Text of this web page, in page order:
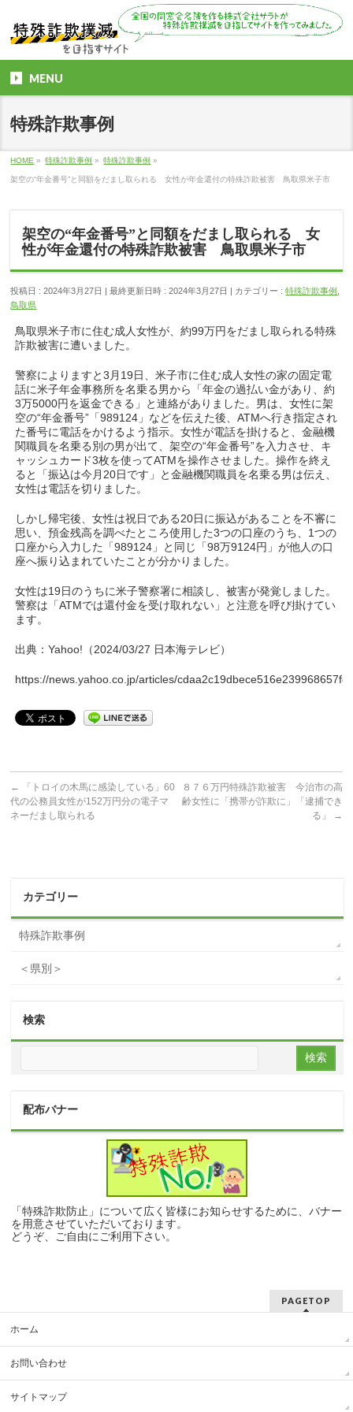
MENU
特殊詐欺事例
HOME » 特殊詐欺事例 » 特殊詐欺事例 »
架空の“年金番号”と同額をだまし取られる 女性が年金還付の特殊詐欺被害 鳥取県米子市
架空の“年金番号”と同額をだまし取られる 女
性が年金還付の特殊詐欺被害 鳥取県米子市
投稿日 : 2024年3月27日 最終更新日時 : 2024年3月27日 カテゴリー :特殊詐欺事例
鳥取県
鳥取県米子市に住む成人女性が、約99万円をだまし取られる特殊
詐欺被害に遭いました。
警察によりますと3月19日、米子市に住む成人女性の家の固定電
話に米子年金事務所を名乗る男から「年金の過払い金があり、約
3万5000円を返金できる」と連絡がありました。男は、女性に架
空の“年金番号”「989124」などを伝えた後、ATMへ行き指定され
た番号に電話をかけるよう指示。女性が電話を掛けると、金融機
関職員を名乗る別の男が出て、架空の“年金番号”を入力させ、キ
ャッシュカード3枚を使ってATMを操作させました。操作を終え
ると「振込は今月20日です」と金融機関職員を名乗る男は伝え、
女性は電話を切りました。
しかし帰宅後、女性は祝日である20日に振込があることを不審に
思い、預金残高を調べたところ使用した3つの口座のうち、1つの
口座から入力した「989124」と同じ「98万9124円」が他人の口
座へ振り込まれていたことが分かりました。
女性は19日のうちに米子警察署に相談し、被害が発覚しました。
警察は「ATMでは還付金を受け取れない」と注意を呼び掛けてい
ます。
出典：Yahoo!（2024/03/27 日本海テレビ）
https://news.yahoo.co.jp/articles/
←
「トロイの木馬に感染している」60
代の公務員女性が152万円分の電子マ
ネーだまし取られる
８７６万円特殊詐欺被害 今治市の高
齢女性に「携帯が詐欺に」「逮捕でき
る」
→
カテゴリー
特殊詐欺事例
＜県別＞
検索
配布バナー
「特殊詐欺防止」について広く皆様にお知らせするために、バナー
を用意させていただいております。
どうぞ、ご自由にご利用下さい。
PAGETOP
ホーム
お問い合わせ
サイトマップ